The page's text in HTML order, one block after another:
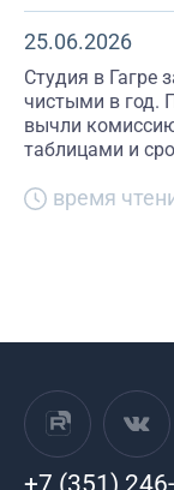
25.06.2026
Студия в Гагре
чистыми в год.
вычли
таблицами и
время
+7 (351)